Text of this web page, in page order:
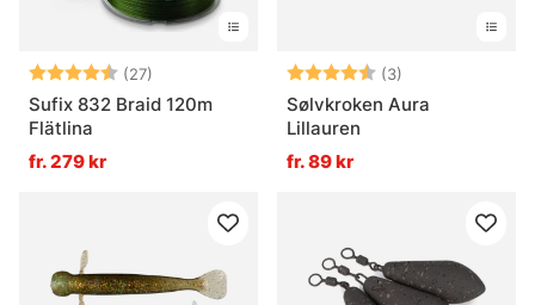
Betyg: (27)
4.8 utav 5 stjärnor
Sufix 832 Braid 120m
Flätlina
fr. 279 kr
Betyg: (3)
Sølvkroken Aura
Lillauren
fr. 89 kr